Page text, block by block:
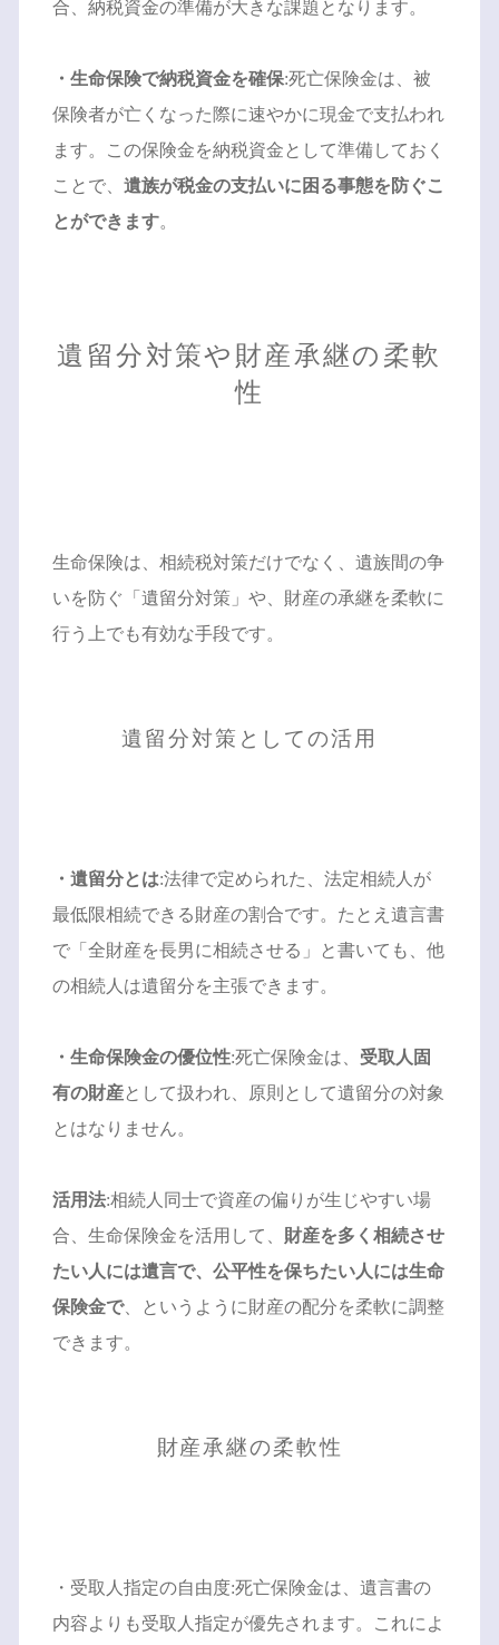
合、納税資金の準備が大きな課題となります。
・生命保険で納税資金を確保:死亡保険金は、被
保険者が亡くなった際に速やかに現金で支払われ
ます。この保険金を納税資金として準備しておく
ことで、 遺族が税金の支払いに困る事態を防ぐこ
とができます。
遺留分対策や財産承継の柔軟
性
生命保険は、相続税対策だけでなく、遺族間の争
いを防ぐ「遺留分対策」や、財産の承継を柔軟に
行う上でも有効な手段です。
遺留分対策としての活用
・遺留分とは:法律で定められた、法定相続人が
最低限相続できる財産の割合です。たとえ遺言書
で「全財産を長男に相続させる」と書いても、他
の相続人は遺留分を主張できます。
・生命保険金の優位性:死亡保険金は、 受取人固
有の財産として扱われ、原則として遺留分の対象
とはなりません。
活用法:相続人同士で資産の偏りが生じやすい場
合、生命保険金を活用して、 財産を多く相続させ
たい人には遺言で、公平性を保ちたい人には生命
保険金で、というように財産の配分を柔軟に調整
できます。
財産承継の柔軟性
・受取人指定の自由度:死亡保険金は、遺言書の
内容よりも受取人指定が優先されます。これによ